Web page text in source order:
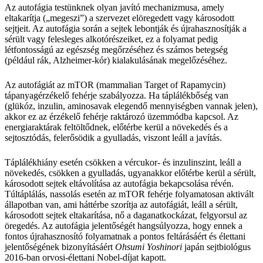
Az autofágia testünknek olyan javító mechanizmusa, amely
eltakarítja („megeszi”) a szervezet elöregedett vagy károsodott
sejtjeit. Az autofágia során a sejtek lebontják és újrahasznosítják a
sérült vagy felesleges alkotórészeiket, ez a folyamat pedig
létfontosságú az egészség megőrzéséhez és számos betegség
(például rák, Alzheimer-kór) kialakulásának megelőzéséhez.
Az autofágiát az mTOR (mammalian Target of Rapamycin)
tápanyagérzékelő fehérje szabályozza. Ha táplálékbőség van
(glükóz, inzulin, aminosavak elegendő mennyiségben vannak jelen),
akkor ez az érzékelő fehérje raktározó üzemmódba kapcsol. Az
energiaraktárak feltöltődnek, előtérbe kerül a növekedés és a
sejtosztódás, felerősödik a gyulladás, viszont leáll a javítás.
Táplálékhiány esetén csökken a vércukor- és inzulinszint, leáll a
növekedés, csökken a gyulladás, ugyanakkor előtérbe kerül a sérült,
károsodott sejtek eltávolítása az autofágia bekapcsolása révén.
Túltáplálás, nassolás esetén az mTOR fehérje folyamatosan aktivált
állapotban van, ami háttérbe szorítja az autofágiát, leáll a sérült,
károsodott sejtek eltakarítása, nő a daganatkockázat, felgyorsul az
öregedés. Az autofágia jelentőségét hangsúlyozza, hogy ennek a
fontos újrahasznosító folyamatnak a pontos feltárásáért és élettani
jelentőségének bizonyításáért Ohsumi Yoshinori japán sejtbiológus
2016-ban orvosi-élettani Nobel-díjat kapott.